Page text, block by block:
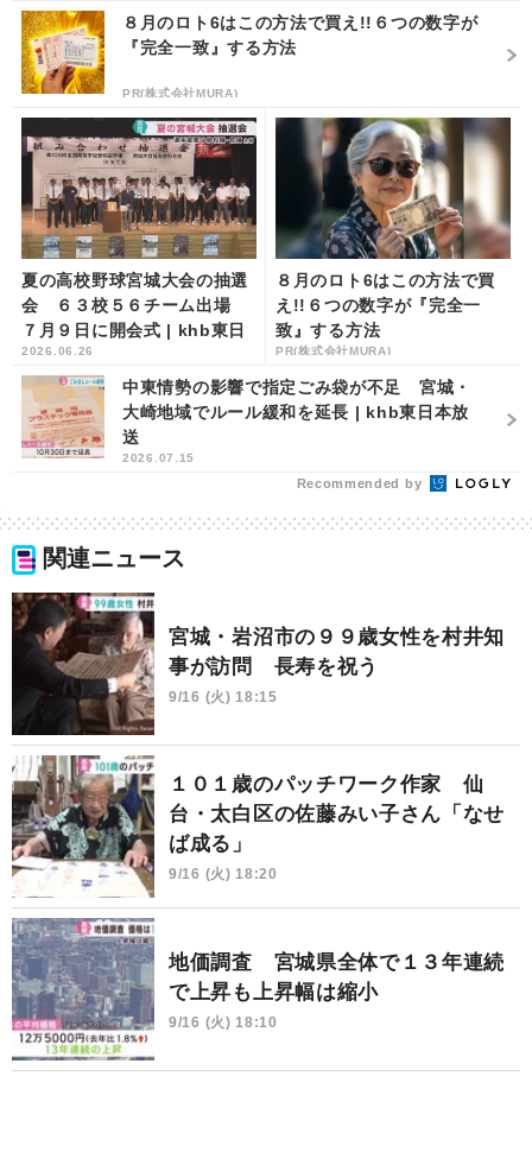
８月のロト6はこの方法で買え!!６つの数字が
『完全一致』する方法
PR(株式会社MURA)
夏の高校野球宮城大会の抽選
会 ６３校５６チーム出場
７月９日に開会式 | khb東日
本放送
2026.06.26
８月のロト6はこの方法で買
え!!６つの数字が『完全一
致』する方法
PR(株式会社MURA)
中東情勢の影響で指定ごみ袋が不足 宮城・
大崎地域でルール緩和を延長 | khb東日本放
送
2026.07.15
Recommended by
関連ニュース
宮城・岩沼市の９９歳女性を村井知
事が訪問 長寿を祝う
9/16 (火) 18:15
１０１歳のパッチワーク作家 仙
台・太白区の佐藤みい子さん「なせ
ば成る」
9/16 (火) 18:20
地価調査 宮城県全体で１３年連続
で上昇も上昇幅は縮小
9/16 (火) 18:10